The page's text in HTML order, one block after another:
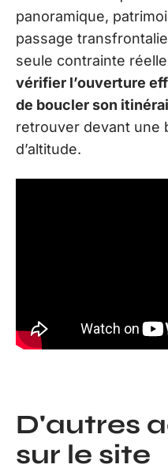
panoramique,
passage
seule contrainte
vérifier l’ouverture
de boucler son
retrouver devant une
d’altitude.
D'autres
sur le site